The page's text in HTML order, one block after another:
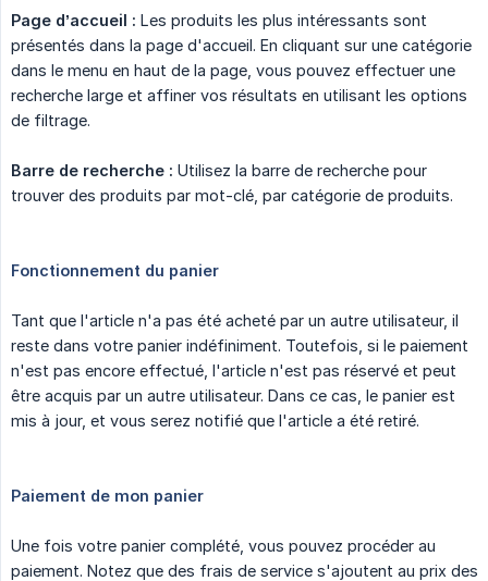
Page d’accueil : Les produits les plus intéressants sont
présentés dans la page d'accueil. En cliquant sur une catégorie
dans le menu en haut de la page, vous pouvez effectuer une
recherche large et affiner vos résultats en utilisant les options
de filtrage.
Barre de recherche : Utilisez la barre de recherche pour
trouver des produits par mot-clé, par catégorie de produits.
Fonctionnement du panier
Tant que l'article n'a pas été acheté par un autre utilisateur, il
reste dans votre panier indéfiniment. Toutefois, si le paiement
n'est pas encore effectué, l'article n'est pas réservé et peut
être acquis par un autre utilisateur. Dans ce cas, le panier est
mis à jour, et vous serez notifié que l'article a été retiré.
Paiement de mon panier
Une fois votre panier complété, vous pouvez procéder au
paiement. Notez que des frais de service s'ajoutent au prix des